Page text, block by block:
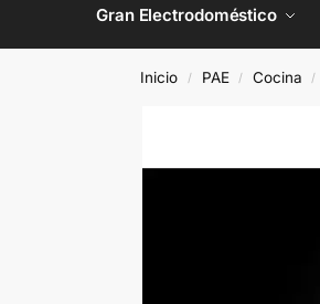
Gran Electrodoméstico
Inicio / PAE / Cocina /